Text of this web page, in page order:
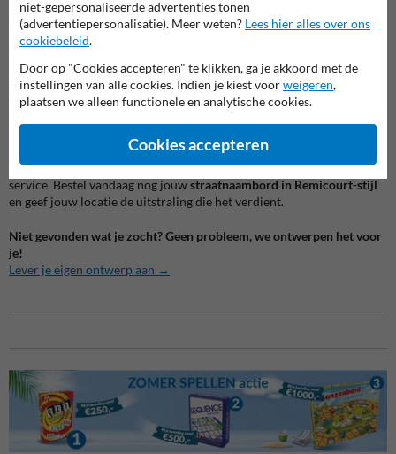
magazijnen
Clubs en verenigingen: markeer je ontmoetingsplek met een
herkenbaar en gepersonaliseerd bord
Wat zit er in de verpakking?
1x Gepersonaliseerd straatnaambord (400 x 200 mm)
Optioneel: montagemateriaal (apart verkrijgbaar)
Kies voor kwaliteit en service
Bij ons profiteer je van snelle levering, topkwaliteit en uitstekende
service. Bestel vandaag nog jouwstraatnaambord in Remicourt-stijl
en geef jouw locatie de uitstraling die het verdient.
Niet gevonden wat je zocht? Geen probleem, we ontwerpen het voor
je!
Lever je eigen ontwerp aan →
niet-gepersonaliseerde advertenties tonen
(advertentiepersonalisatie). Meer weten? Lees hier alles over ons
cookiebeleid.
Door op "Cookies accepteren" te klikken, ga je akkoord met de
instellingen van alle cookies. Indien je kiest voorweigeren,
plaatsen we alleen functionele en analytische cookies.
Cookies accepteren